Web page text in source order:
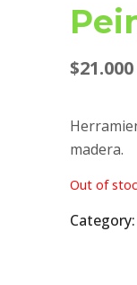
$21.000
madera.
Out of
Category: